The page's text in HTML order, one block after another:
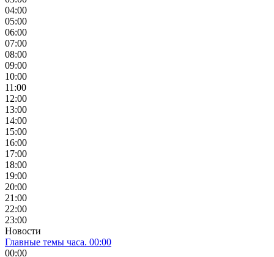
04:00
05:00
06:00
07:00
08:00
09:00
10:00
11:00
12:00
13:00
14:00
15:00
16:00
17:00
18:00
19:00
20:00
21:00
22:00
23:00
Новости
Главные темы часа. 00:00
00:00